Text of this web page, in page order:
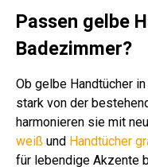
Passen gelbe
Badezimmer?
Ob gelbe Handtücher
stark von der
harmonieren sie mit
weiß und Handtücher
für lebendige Akzente